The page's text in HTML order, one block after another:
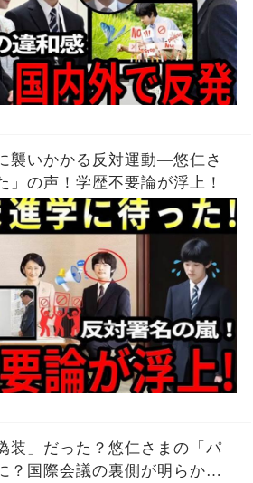
襲いかかる反対運動—悠仁さ
」の声！学歴不要論が浮上！
装」だった？悠仁さまの「パ
？国際会議の裏側が明らか